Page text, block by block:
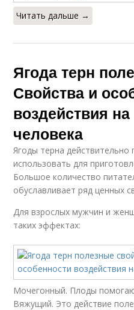
Читать дальше →
Ягода терн
Свойства и
воздействия
человека
Ягоды терна
использовать для
Большое количество
обуславливает ряд ценных
Для взрослых мужчин и
таких эффектах:
Мочегонный. Плоды
Вяжущий. Это действие